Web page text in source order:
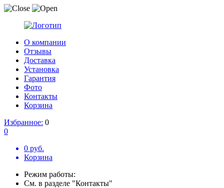
О компании
Отзывы
Доставка
Установка
Гарантия
Фото
Контакты
Корзина
Избранное: 0
0
0 руб.
Корзина
Режим работы:
См. в разделе "Контакты"